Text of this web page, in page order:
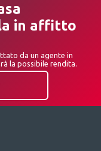
in affitto
da un agente in
la possibile rendita.